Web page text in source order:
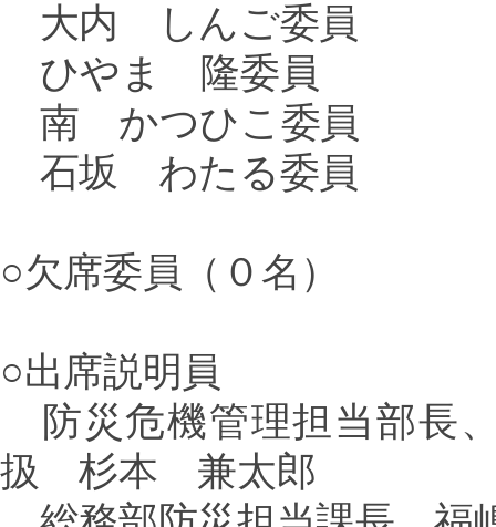
大内 しんご委員
ひやま 隆委員
南 かつひこ委員
石坂 わたる委員
○欠席委員（０名）
○出席説明員
防災危機管理担当部長
扱 杉本 兼太郎